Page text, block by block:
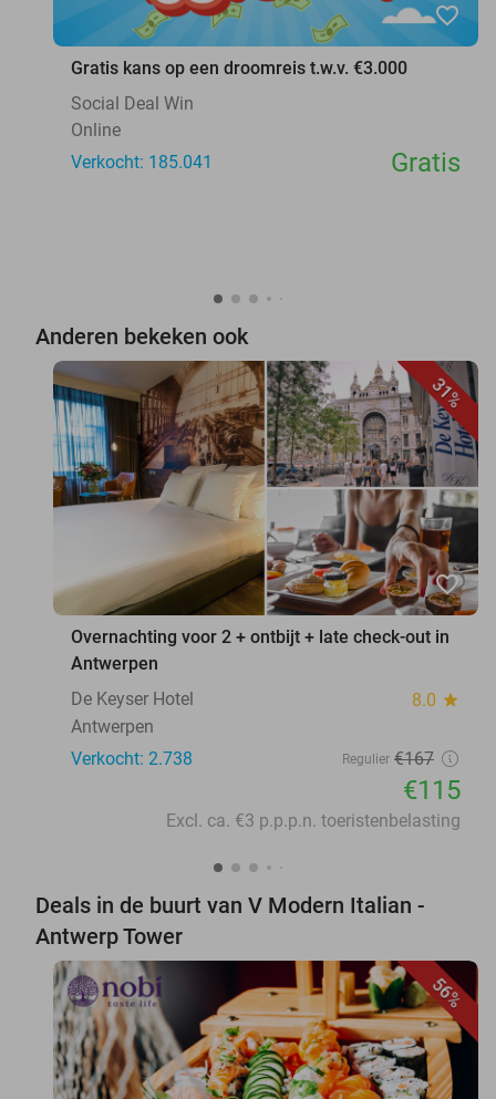
favorite_border
Gratis kans op een droomreis t.w.v. €3.000
Social Deal Win
Online
Verkocht: 185.041
Gratis
Anderen bekeken ook
31%
favorite_border
Overnachting voor 2 + ontbijt + late check-out in
Antwerpen
De Keyser Hotel
8.0 star
Antwerpen
Verkocht: 2.738
Regulier €167
€115
Excl. ca. €3 p.p.p.n. toeristenbelasting
Deals in de buurt van V Modern Italian -
Antwerp Tower
56%